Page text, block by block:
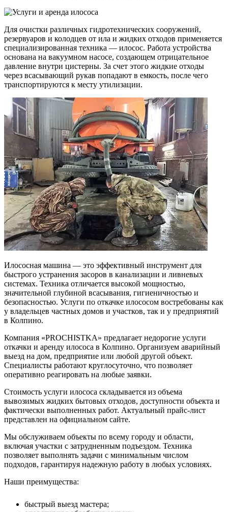
Для очистки различных гидротехнических сооружений,
резервуаров и колодцев от ила и жидких отходов применяется
специализированная техника — илосос. Работа устройства
основана на вакуумном насосе, создающем отрицательное
давление внутри цистерны. За счет этого жидкие отходы
через всасывающий рукав попадают в емкость, после чего
транспортируются к месту утилизации.
Илососная машина — это эффективный инструмент для
быстрого устранения засоров в канализации и ливневых
системах. Техника отличается высокой мощностью,
значительной глубиной всасывания, гигиеничностью и
безопасностью. Услуги по откачке илососом востребованы как
у владельцев частных домов и участков, так и у предприятий
в Колпино.
Компания «PROCHISTKA» предлагает недорогие услуги
откачки и аренду илососа в Колпино. Организуем аварийный
выезд на дом, предприятие или любой другой объект.
Специалисты работают круглосуточно, что позволяет
оперативно реагировать на любые заявки.
Стоимость услуги илососа складывается из объема
вывозимых жидких бытовых отходов, доступности объекта и
фактически выполненных работ. Актуальный прайс-лист
представлен на официальном сайте.
Мы обслуживаем объекты по всему городу и области,
включая участки с затрудненным подъездом. Техника
позволяет выполнять задачи с минимальным числом
подходов, гарантируя надежную работу в любых условиях.
Наши преимущества:
быстрый выезд мастера;